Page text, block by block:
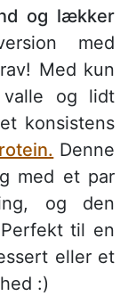
og lækker
med
Med kun
og lidt
konsistens
Denne
med et par
og den
til en
eller et
:)